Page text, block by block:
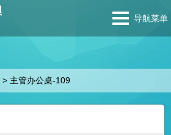
导航菜单
> 主管办公桌-109